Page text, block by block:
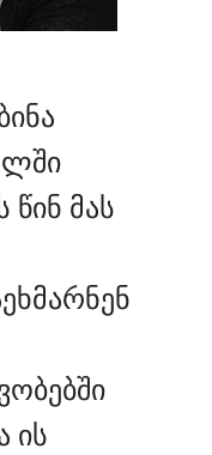
მას
ის